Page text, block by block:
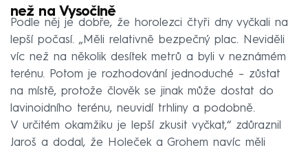
než na Vysočině
Podle něj je dobře, že horolezci čtyři dny vyčkali na
lepší počasí. „Měli relativně bezpečný plac. Neviděli
víc než na několik desítek metrů a byli v neznámém
terénu. Potom je rozhodování jednoduché – zůstat
na místě, protože člověk se jinak může dostat do
lavinoidního terénu, neuvidí trhliny a podobně.
V určitém okamžiku je lepší zkusit vyčkat,“ zdůraznil
Jaroš a dodal, že Holeček a Grohem navíc měli